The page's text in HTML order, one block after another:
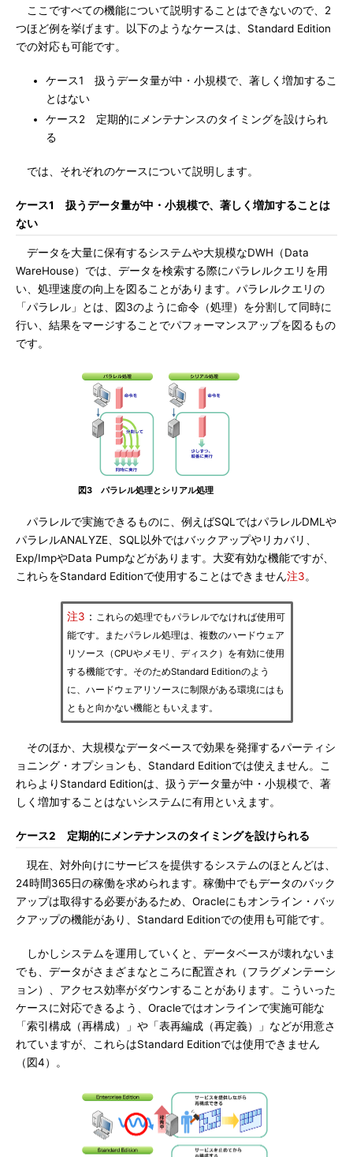
ここですべての機能について説明することはできないので、2
つほど例を挙げます。以下のようなケースは、Standard Edition
での対応も可能です。
ケース1 扱うデータ量が中・小規模で、著しく増加するこ
とはない
ケース2 定期的にメンテナンスのタイミングを設けられ
る
では、それぞれのケースについて説明します。
ケース1 扱うデータ量が中・小規模で、著しく増加することは
ない
データを大量に保有するシステムや大規模なDWH（Data
WareHouse）では、データを検索する際にパラレルクエリを用
い、処理速度の向上を図ることがあります。パラレルクエリの
「パラレル」とは、図3のように命令（処理）を分割して同時に
行い、結果をマージすることでパフォーマンスアップを図るもの
です。
図3 パラレル処理とシリアル処理
パラレルで実施できるものに、例えばSQLではパラレルDMLや
パラレルANALYZE、SQL以外ではバックアップやリカバリ、
Exp/ImpやData Pumpなどがあります。大変有効な機能ですが、
これらをStandard Editionで使用することはできません注3。
注3 ： これらの処理でもパラレルでなければ使用可
能です。またパラレル処理は、複数のハードウェア
リソース（CPUやメモリ、ディスク）を有効に使用
する機能です。そのためStandard Editionのよう
に、ハードウェアリソースに制限がある環境にはも
ともと向かない機能ともいえます。
そのほか、大規模なデータベースで効果を発揮するパーティシ
ョニング・オプションも、Standard Editionでは使えません。こ
れらよりStandard Editionは、扱うデータ量が中・小規模で、著
しく増加することはないシステムに有用といえます。
ケース2 定期的にメンテナンスのタイミングを設けられる
現在、対外向けにサービスを提供するシステムのほとんどは、
24時間365日の稼働を求められます。稼働中でもデータのバック
アップは取得する必要があるため、Oracleにもオンライン・バッ
クアップの機能があり、Standard Editionでの使用も可能です。
しかしシステムを運用していくと、データベースが壊れないま
でも、データがさまざまなところに配置され（フラグメンテーシ
ョン）、アクセス効率がダウンすることがあります。こういった
ケースに対応できるよう、Oracleではオンラインで実施可能な
「索引構成（再構成）」や「表再編成（再定義）」などが用意さ
れていますが、これらはStandard Editionでは使用できません
（図4）。